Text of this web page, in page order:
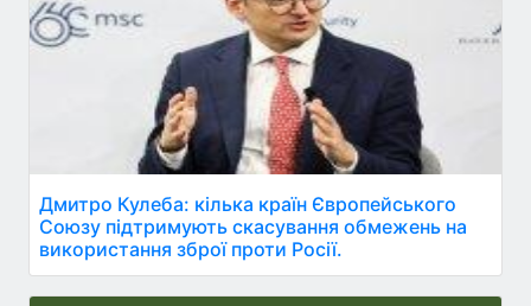
Дмитро Кулеба: кілька країн Європейського
Союзу підтримують скасування обмежень на
використання зброї проти Росії.